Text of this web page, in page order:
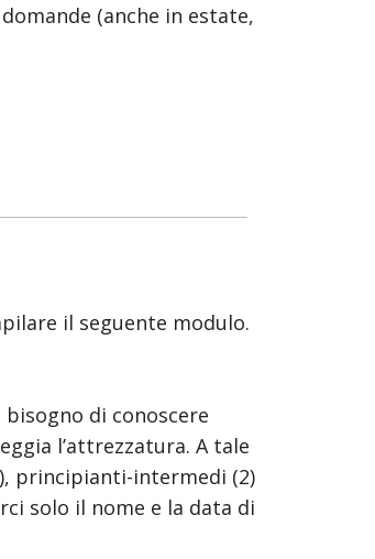
(anche in estate,
il seguente modulo.
di conoscere
l’attrezzatura. A tale
principianti-intermedi (2)
solo il nome e la data di